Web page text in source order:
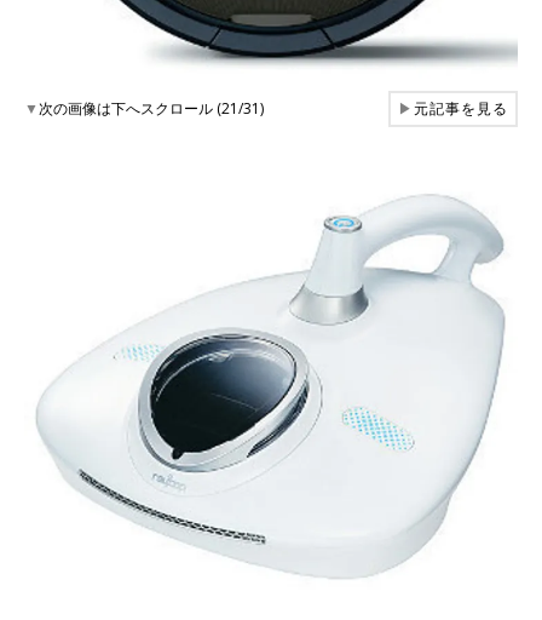
▼次の画像は下へスクロール (21/31) ▶元記事を見る